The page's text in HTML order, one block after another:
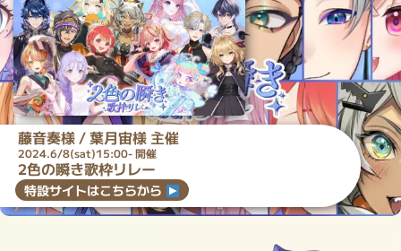
藤音奏様 /葉月宙様 主催
2024.6/8(sat)15:00- 開催
2色の瞬き歌枠リレー
特設サイトはこちらから